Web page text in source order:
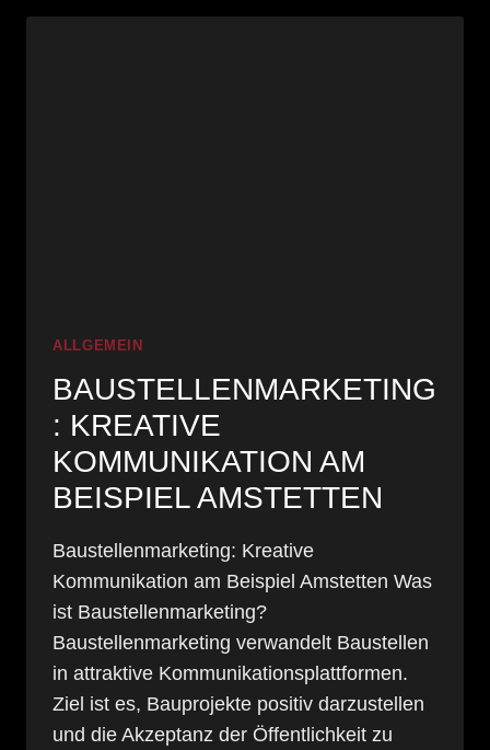
ALLGEMEIN
BAUSTELLENMARKETING
: KREATIVE
KOMMUNIKATION AM
BEISPIEL AMSTETTEN
Baustellenmarketing: Kreative
Kommunikation am Beispiel Amstetten Was
ist Baustellenmarketing?
Baustellenmarketing verwandelt Baustellen
in attraktive Kommunikationsplattformen.
Ziel ist es, Bauprojekte positiv darzustellen
und die Akzeptanz der Öffentlichkeit zu